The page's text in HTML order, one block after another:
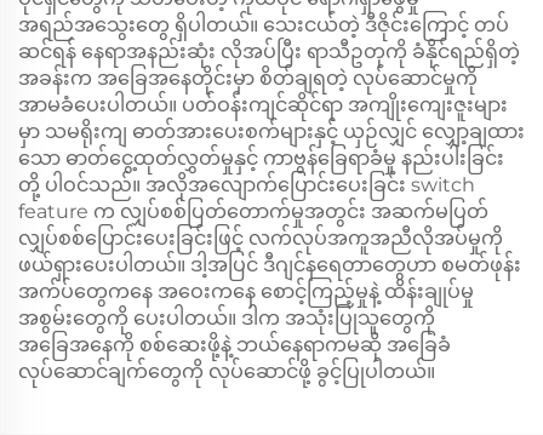
အရည်အသွေးတွေ ရှိပါတယ်။ သေးငယ်တဲ့ ဒီဇိုင်းကြောင့် တပ်
ဆင်ရန် နေရာအနည်းဆုံး လိုအပ်ပြီး ရာသီဥတုကို ခံနိုင်ရည်ရှိတဲ့
အခန်းက အခြေအနေတိုင်းမှာ စိတ်ချရတဲ့ လုပ်ဆောင်မှုကို
အာမခံပေးပါတယ်။ ပတ်ဝန်းကျင်ဆိုင်ရာ အကျိုးကျေးဇူးများ
မှာ သမရိုးကျ ဓာတ်အားပေးစက်များနှင့် ယှဉ်လျှင် လျှော့ချထား
သော ဓာတ်ငွေ့ထုတ်လွှတ်မှုနှင့် ကာဗွန်ခြေရာခံမှု နည်းပါးခြင်း
တို့ ပါဝင်သည်။ အလိုအလျောက်ပြောင်းပေးခြင်း switch
feature က လျှပ်စစ်ပြတ်တောက်မှုအတွင်း အဆက်မပြတ်
လျှပ်စစ်ပြောင်းပေးခြင်းဖြင့် လက်လုပ်အကူအညီလိုအပ်မှုကို
ဖယ်ရှားပေးပါတယ်။ ဒါ့အပြင် ဒီဂျင်နရေတာတွေဟာ စမတ်ဖုန်း
အက်ပ်တွေကနေ အဝေးကနေ စောင့်ကြည့်မှုနဲ့ ထိန်းချုပ်မှု
အစွမ်းတွေကို ပေးပါတယ်။ ဒါက အသုံးပြုသူတွေကို
အခြေအနေကို စစ်ဆေးဖို့နဲ့ ဘယ်နေရာကမဆို အခြေခံ
လုပ်ဆောင်ချက်တွေကို လုပ်ဆောင်ဖို့ ခွင့်ပြုပါတယ်။